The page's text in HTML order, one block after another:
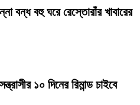
বন্ধ বহু ঘরে রেস্তোরাঁর খাবারের
১০ দিনের রিমান্ড চাইবে